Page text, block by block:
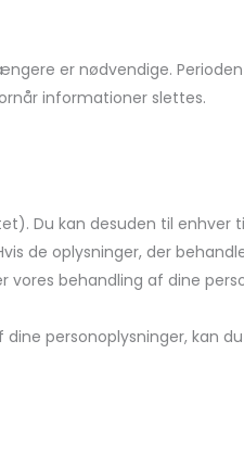
er nødvendige.
informationer slettes.
Du kan desuden til enhver
de oplysninger, der
behandling af dine
personoplysninger, kan